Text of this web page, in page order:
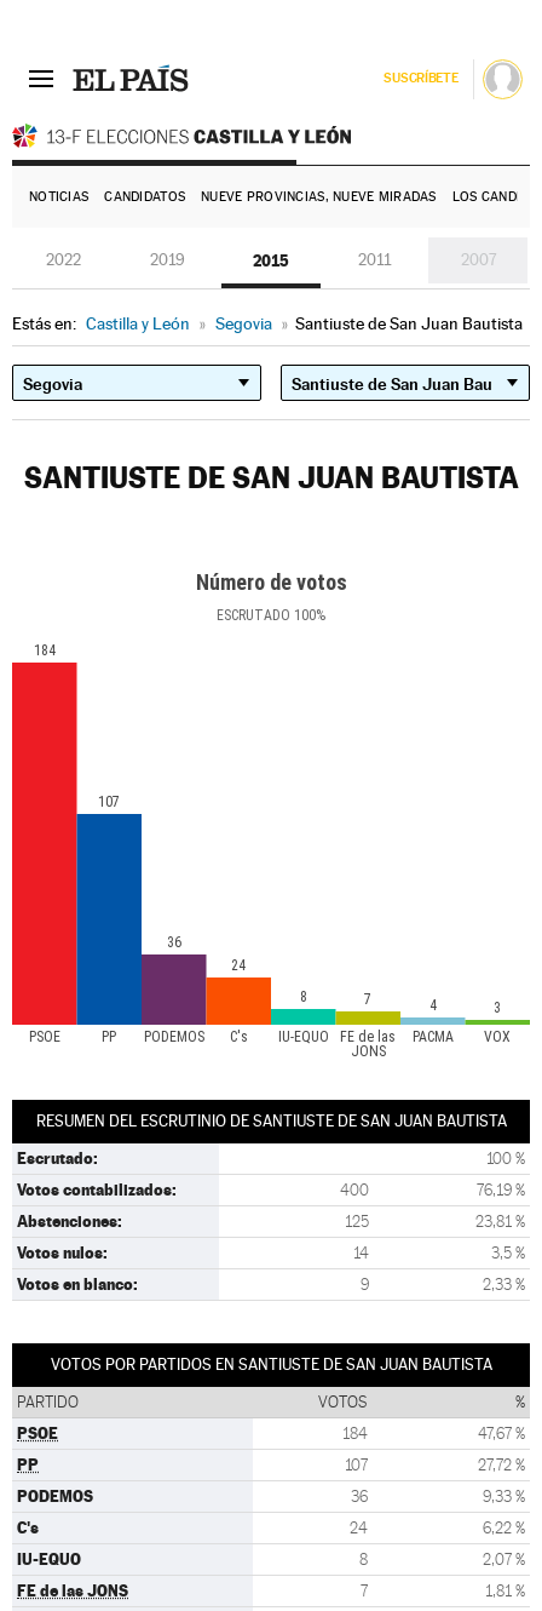
SUSCRÍBETE
NOTICIAS CANDIDATOS NUEVE PROVINCIAS, NUEVE MIRADAS LOS
2022 2019 2015 2011 2007
Estás en: Castilla y León » Segovia » Santiuste de San Juan Bautista
SANTIUSTE DE SAN JUAN BAUTISTA
Número de votos
ESCRUTADO 100%
PSOE PP PODEMOS C's IU-EQUO
FE de las
JONS
PACMA VOX
184
107
36
24
8
7 4 3
RESUMEN DEL ESCRUTINIO DE SANTIUSTE DE SAN JUAN BAUTISTA
Escrutado: 100 %
Votos contabilizados: 400 76,19 %
Abstenciones: 125 23,81 %
Votos nulos: 14 3,5 %
Votos en blanco: 9 2,33 %
VOTOS POR PARTIDOS EN SANTIUSTE DE SAN JUAN BAUTISTA
PARTIDO VOTOS %
PSOE 184 47,67 %
PP 107 27,72 %
PODEMOS 36 9,33 %
C's 24 6,22 %
IU-EQUO 8 2,07 %
FE de las JONS 7 1,81 %